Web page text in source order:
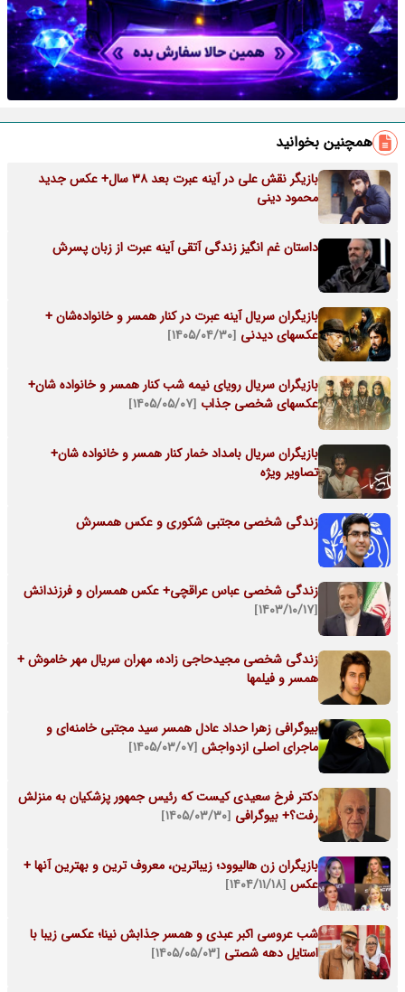
همچنین بخوانید
بازیگر نقش علی در آینه عبرت بعد 38 سال+ عکس جدید
محمود دینی
داستان غم انگیز زندگی آتقی آینه عبرت از زبان پسرش
بازیگران سریال آینه عبرت در کنار همسر و خانواده‌شان +
عکسهای دیدنی [۱۴۰۵/۰۴/۳۰]
بازیگران سریال رویای نیمه شب کنار همسر و خانواده شان+
عکسهای شخصی جذاب [۱۴۰۵/۰۵/۰۷]
بازیگران سریال بامداد خمار کنار همسر و خانواده شان+
تصاویر ویژه
زندگی شخصی مجتبی شکوری و عکس همسرش
زندگی شخصی عباس عراقچی+ عکس همسران و فرزندانش
[۱۴۰۳/۱۰/۱۷]
زندگی شخصی مجیدحاجی زاده، مهران سریال مهر خاموش +
همسر و فیلمها
بیوگرافی زهرا حداد عادل همسر سید مجتبی خامنه‌ای و
ماجرای اصلی ازدواجش [۱۴۰۵/۰۳/۰۷]
دکتر فرخ سعیدی کیست که رئیس جمهور پزشکیان به منزلش
رفت؟+ بیوگرافی [۱۴۰۵/۰۳/۳۰]
بازیگران زن هالیوود؛ زیباترین، معروف ترین و بهترین آنها +
عکس [۱۴۰۴/۱۱/۱۸]
شب عروسی اکبر عبدی و همسر جذابش نینا؛ عکسی زیبا با
استایل دهه شصتی [۱۴۰۵/۰۵/۰۳]